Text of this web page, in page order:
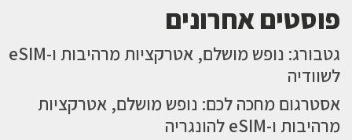
פוסטים אחרונים
גטבורג: נופש מושלם, אטרקציות מרהיבות ו-eSIM
לשוודיה
אסטרגום מחכה לכם: נופש מושלם, אטרקציות
מרהיבות ו-eSIM להונגריה